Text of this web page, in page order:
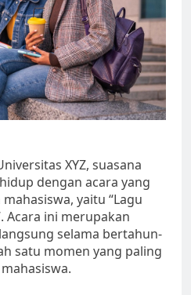
XYZ, suasana
dengan acara yang
yaitu “Lagu
Acara ini merupakan
selama bertahun-
satu momen yang paling